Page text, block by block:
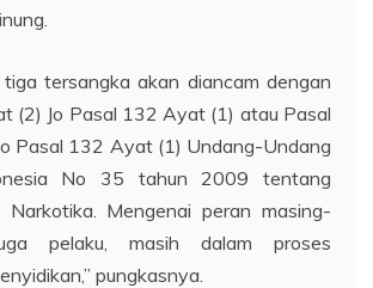
tersangka akan diancam dengan
(2) Jo Pasal 132 Ayat (1) atau Pasal
Pasal 132 Ayat (1) Undang-Undang
No 35 tahun 2009 tentang
Mengenai peran masing-
pelaku, masih dalam proses
pungkasnya.